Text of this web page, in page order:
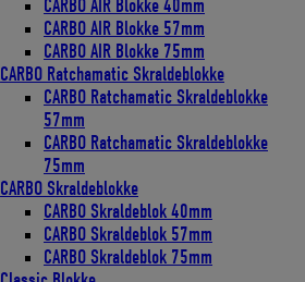
CARBO AIR Blokke 40mm
CARBO AIR Blokke 57mm
CARBO AIR Blokke 75mm
CARBO Ratchamatic Skraldeblokke
CARBO Ratchamatic Skraldeblokke
57mm
CARBO Ratchamatic Skraldeblokke
75mm
CARBO Skraldeblokke
CARBO Skraldeblok 40mm
CARBO Skraldeblok 57mm
CARBO Skraldeblok 75mm